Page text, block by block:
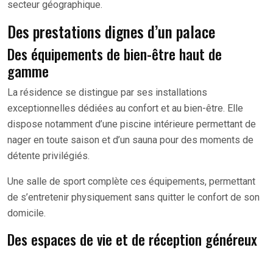
secteur géographique.
Des prestations dignes d’un palace
Des équipements de bien-être haut de
gamme
La résidence se distingue par ses installations
exceptionnelles dédiées au confort et au bien-être. Elle
dispose notamment d’une piscine intérieure permettant de
nager en toute saison et d’un sauna pour des moments de
détente privilégiés.
Une salle de sport complète ces équipements, permettant
de s’entretenir physiquement sans quitter le confort de son
domicile.
Des espaces de vie et de réception généreux